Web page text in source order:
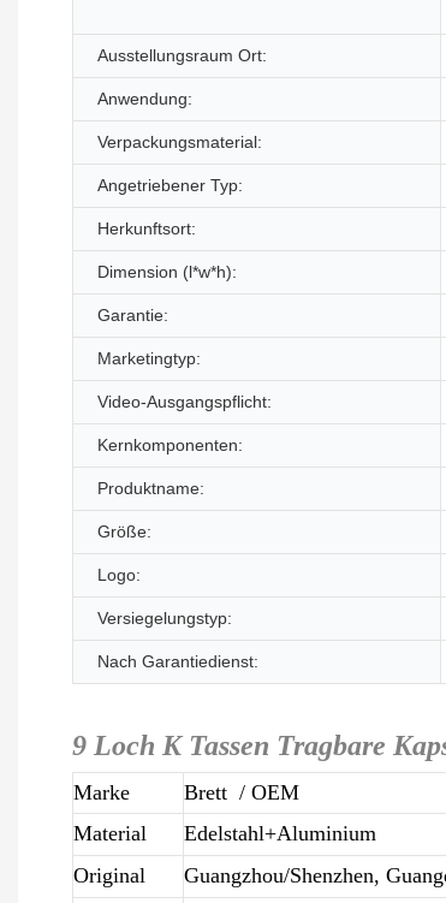
Ausstellungsraum Ort:
Anwendung:
Verpackungsmaterial:
Angetriebener Typ:
Herkunftsort:
Dimension (l*w*h):
Garantie:
Marketingtyp:
Video-Ausgangspflicht:
Kernkomponenten:
Produktname:
Größe:
Logo:
Versiegelungstyp:
Nach Garantiedienst:
9 Loch K Tassen Tragbare
Marke Brett / OEM
Material
Edelstahl+Aluminium
Original
Guangzhou/Shenzhen,